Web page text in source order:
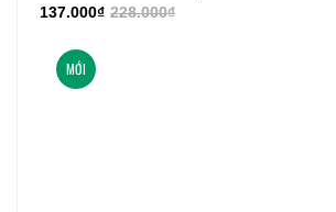
228.000₫
137.000₫
MỚI